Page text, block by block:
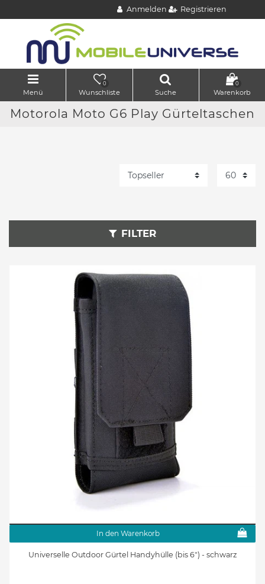
Anmelden Registrieren
Menü
0
Wunschliste Suche
0
Warenkorb
Motorola Moto G6 Play Gürteltaschen
FILTER
In den Warenkorb
Universelle Outdoor Gürtel Handyhülle (bis 6") - schwarz